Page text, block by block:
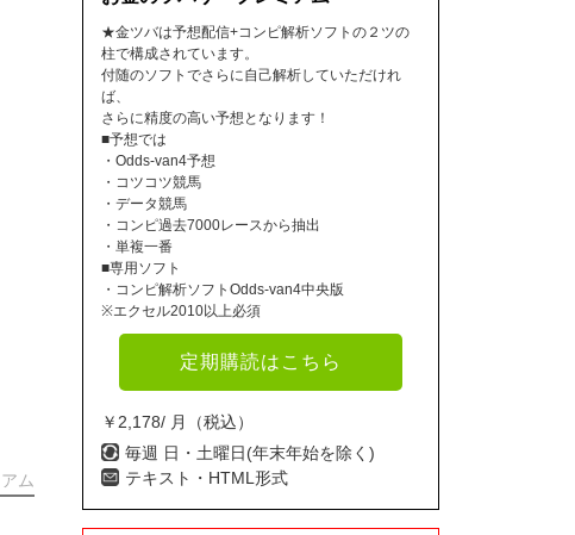
ム
★金ツバは予想配信+コンピ解析ソフトの２ツの
柱で構成されています。
付随のソフトでさらに自己解析していただけれ
ば、
さらに精度の高い予想となります！
■予想では
・Odds-van4予想
・コツコツ競馬
・データ競馬
・コンピ過去7000レースから抽出
・単複一番
■専用ソフト
・コンピ解析ソフトOdds-van4中央版
※エクセル2010以上必須
定期購読はこちら
￥2,178/ 月（税込）
毎週 日・土曜日(年末年始を除く)
テキスト・HTML形式